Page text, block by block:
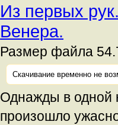
Из первых
Венера.
Размер файла
Скачивание временно не
Однажды в одной
произошло